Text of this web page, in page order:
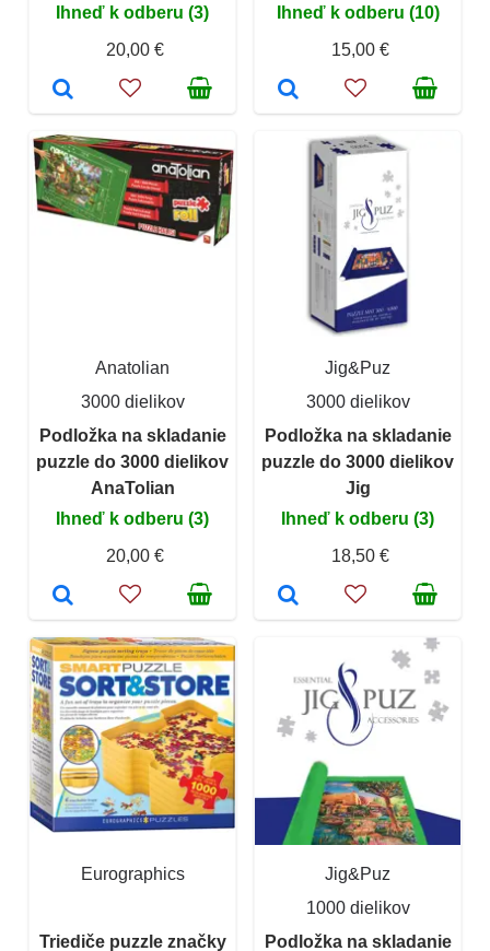
Ihneď k odberu (3)
20,00 €
Ihneď k odberu (10)
15,00 €
Anatolian
3000 dielikov
Podložka na skladanie
puzzle do 3000 dielikov
AnaTolian
Ihneď k odberu (3)
20,00 €
Jig&Puz
3000 dielikov
Podložka na skladanie
puzzle do 3000 dielikov
Jig
Ihneď k odberu (3)
18,50 €
Eurographics
Triediče puzzle značky
Jig&Puz
1000 dielikov
Podložka na skladanie